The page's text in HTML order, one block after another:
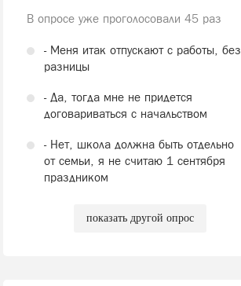
В опросе уже проголосовали 45 раз
- Меня итак отпускают с работы, без
разницы
- Да, тогда мне не придется
договариваться с начальством
- Нет, школа должна быть отдельно
от семьи, я не считаю 1 сентября
праздником
показать другой опрос